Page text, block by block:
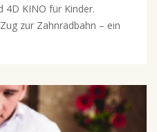
4D KINO für Kinder.
zur Zahnradbahn – ein